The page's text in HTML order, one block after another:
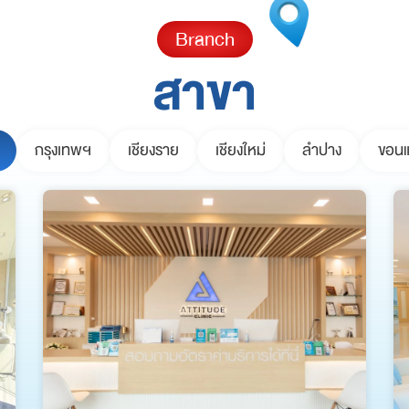
Branch
สาขา
กรุงเทพฯ เชียงราย เชียงใหม่ ลำปาง ขอน